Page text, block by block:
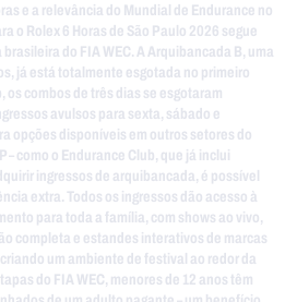
e a relevância do Mundial de Endurance no
o Rolex 6 Horas de São Paulo 2026 segue
do FIA WEC. A Arquibancada B, uma
já está totalmente esgotada no primeiro
combos de três dias se esgotaram
avulsos para sexta, sábado e
opções disponíveis em outros setores do
como o Endurance Club, que já inclui
ingressos de arquibancada, é possível
extra. Todos os ingressos dão acesso à
para toda a família, com shows ao vivo,
completa e estandes interativos de marcas
um ambiente de festival ao redor da
do FIA WEC, menores de 12 anos têm